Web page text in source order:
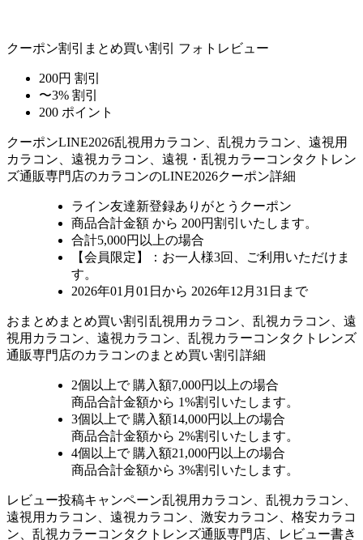
クーポン割引 まとめ買い割引 フォトレビュー
200円 割引
〜3% 割引
200 ポイント
クーポンLINE2026乱視用カラコン、乱視カラコン、遠視用
カラコン、遠視カラコン、遠視・乱視カラーコンタクトレン
ズ通販専門店のカラコンのLINE2026クーポン詳細
ライン友達新登録ありがとうクーポン
商品合計金額 から 200円割引 いたします。
合計5,000円以上の場合
【会員限定】：お一人様3回
、ご利用いただけま
す。
2026年01月01日から 2026年12月31日まで
おまとめ まとめ買い割引 乱視用カラコン、乱視カラコン、遠
視用カラコン、遠視カラコン、乱視カラーコンタクトレンズ
通販専門店のカラコンのまとめ買い割引詳細
2個 以上で 購入額7,000円以上の場合
商品合計金額から 1%割引いたします。
3個 以上で 購入額14,000円以上の場合
商品合計金額から 2%割引いたします。
4個 以上で 購入額21,000円以上の場合
商品合計金額から 3%割引いたします。
レビュー投稿キャンペーン乱視用カラコン、乱視カラコン、
遠視用カラコン、遠視カラコン、激安カラコン、格安カラコ
ン、乱視カラーコンタクトレンズ通販専門店、レビュー書き